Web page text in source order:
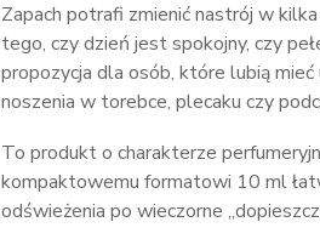
Zapach potrafi zmienić nastrój w
tego, czy dzień jest spokojny, czy
propozycja dla osób, które lubią
noszenia w torebce, plecaku czy
To produkt o charakterze
kompaktowemu formatowi 10 ml
odświeżenia po wieczorne